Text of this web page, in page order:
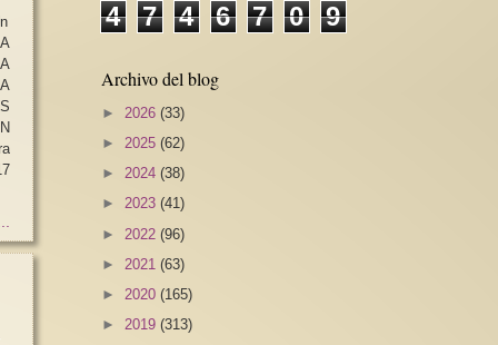
4 7 4 6 7 0 9
Archivo del blog
► 2026 (33)
► 2025 (62)
► 2024 (38)
► 2023 (41)
► 2022 (96)
► 2021 (63)
► 2020 (165)
► 2019 (313)